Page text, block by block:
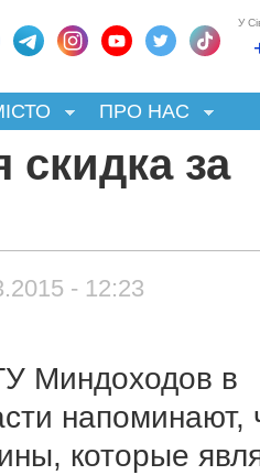
У
ПРО НАС
скидка за
- 12:23
Миндоходов в
напоминают,
которые